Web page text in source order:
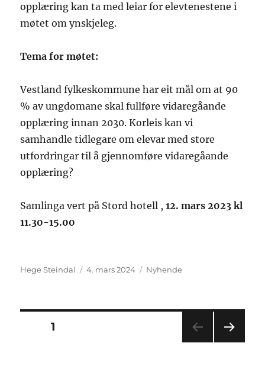
opplæring kan ta med leiar for elevtenestene i
møtet om ynskjeleg.
Tema for møtet:
Vestland fylkeskommune har eit mål om at 90
% av ungdomane skal fullføre vidaregåande
opplæring innan 2030. Korleis kan vi
samhandle tidlegare om elevar med store
utfordringar til å gjennomføre vidaregåande
opplæring?
Samlinga vert på Stord hotell ,12. mars 2023 kl
11.30-15.00
Hege Steindal 4. mars 2024 Nyhende
SIDE1